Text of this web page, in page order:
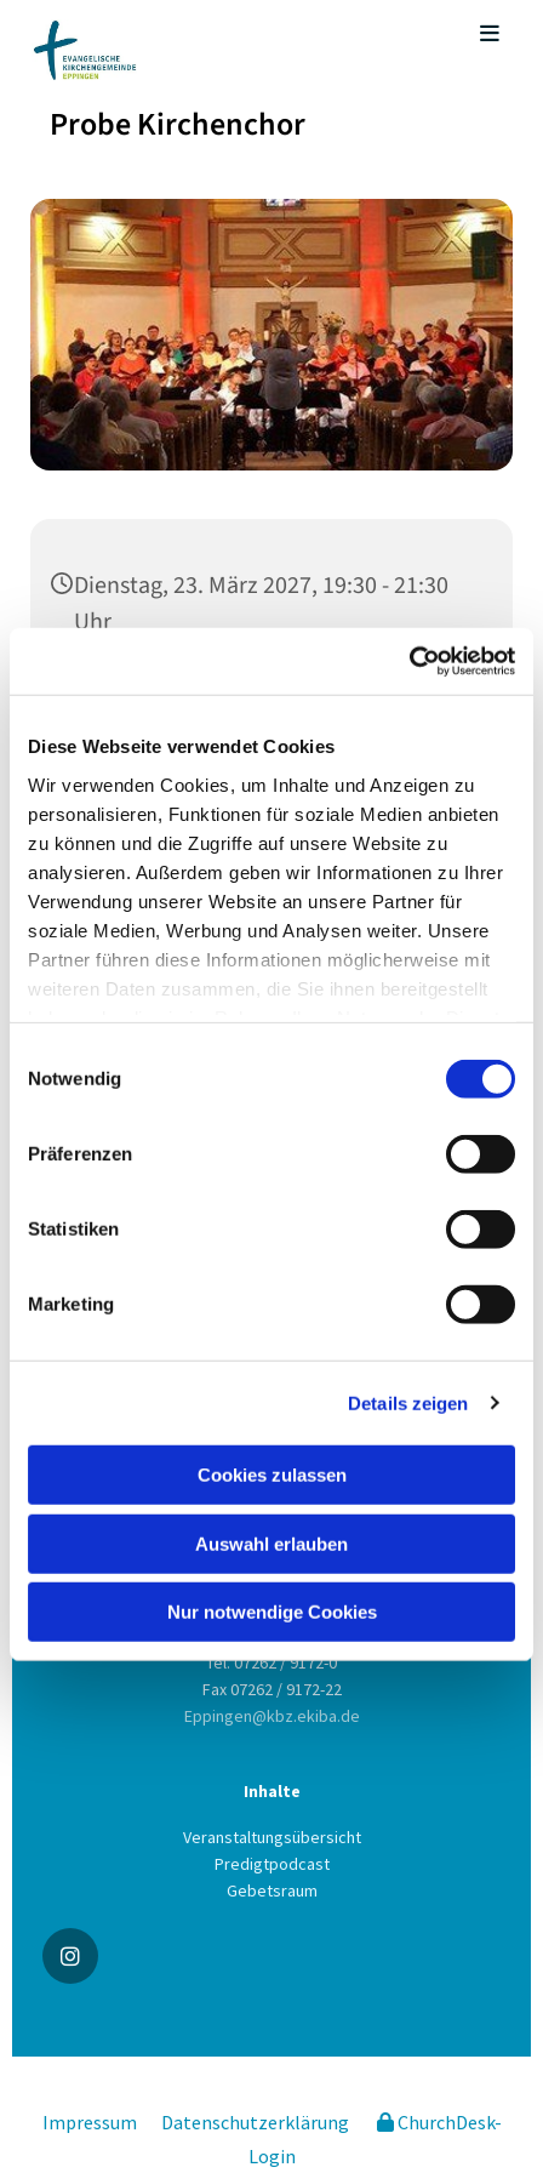
Diese Webseite verwendet Cookies
Wir verwenden Cookies, um Inhalte und Anzeigen zu
personalisieren, Funktionen für soziale Medien anbieten
zu können und die Zugriffe auf unsere Website zu
analysieren. Außerdem geben wir Informationen zu Ihrer
Verwendung unserer Website an unsere Partner für
soziale Medien, Werbung und Analysen weiter. Unsere
Partner führen diese Informationen möglicherweise mit
weiteren Daten zusammen, die Sie ihnen bereitgestellt
Notwendig
Präferenzen
Statistiken
Marketing
Details zeigen
Cookies zulassen
Auswahl erlauben
Nur notwendige Cookies
Probe Kirchenchor
Dienstag, 23. März 2027, 19:30 - 21:30
Uhr
Stadtkirche, Kaiserstraße 10, 75031
Anschrift
Evang. Kirchengemeinde Eppingen
Ludwig-Zorn-Str. 12
75031 Eppingen
Kontakt aufnehmen
Tel. 07262 / 9172-0
Fax 07262 / 9172-22
Eppingen@kbz.ekiba.de
Inhalte
Veranstaltungsübersicht
Predigtpodcast
Gebetsraum
Impressum Datenschutzerklärung
ChurchDesk-
Login